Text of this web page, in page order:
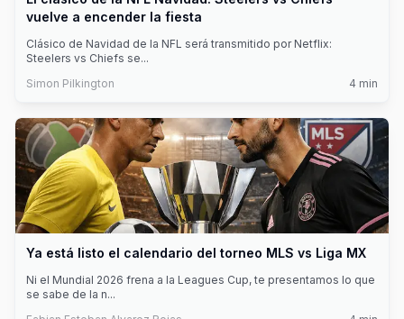
vuelve a encender la fiesta
Clásico de Navidad de la NFL será transmitido por Netflix:
Steelers vs Chiefs se...
Simon Pilkington
4 min
Ya está listo el calendario del torneo MLS vs Liga MX
Ni el Mundial 2026 frena a la Leagues Cup, te presentamos lo que
se sabe de la n...